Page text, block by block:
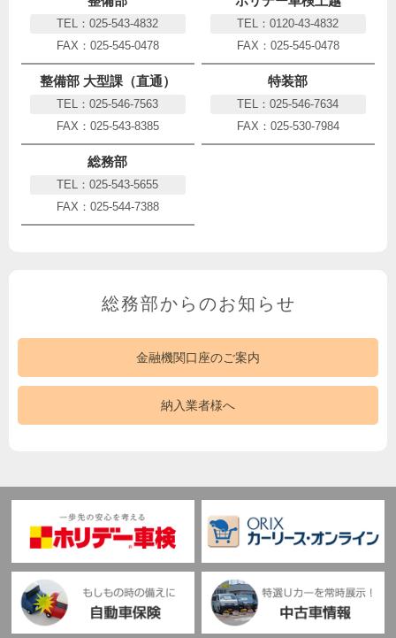
TEL：025-543-4832
FAX：025-545-0478
TEL：0120-43-4832
FAX：025-545-0478
整備部 大型課（直通）
TEL：025-546-7563
FAX：025-543-8385
特装部
TEL：025-546-7634
FAX：025-530-7984
総務部
TEL：025-543-5655
FAX：025-544-7388
総務部からのお知らせ
金融機関口座のご案内
納入業者様へ